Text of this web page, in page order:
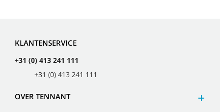
KLANTENSERVICE
+31 (0) 413 241 111
+31 (0) 413 241 111
OVER TENNANT